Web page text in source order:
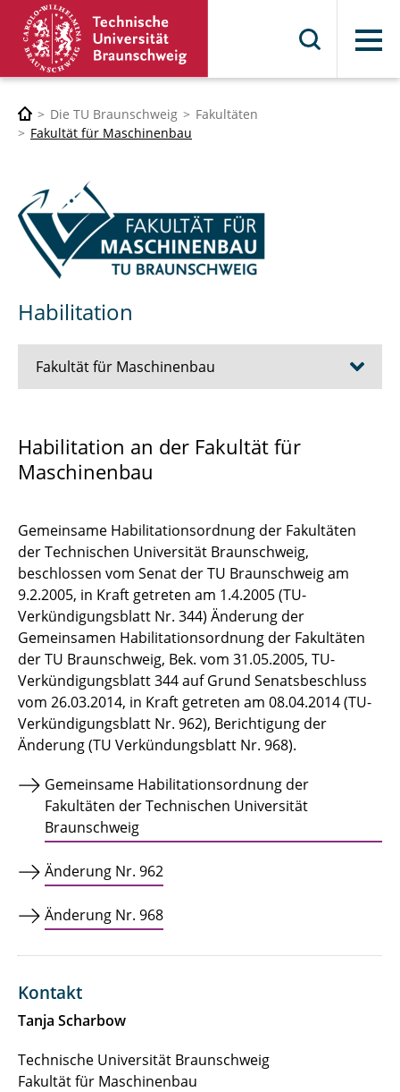
Menü
Die TU Braunschweig
Fakultäten
Fakultät für Maschinenbau
Habilitation
Fakultät für Maschinenbau
Termine
Studium
Promotion
Habilitation
Stipendien und Preise
Institute & Forschung
International
Mentor.ING und AlumnING.
Gleichstellung und Familie
Tag des Maschinenbaus
Masch.Bau - Studierendenhaus
Fachschaft
Dekan | Studiendekan
Kontakt
Gremien
Habilitation an der Fakultät für
Maschinenbau
Gemeinsame Habilitationsordnung der Fakultäten
der Technischen Universität Braunschweig,
beschlossen vom Senat der TU Braunschweig am
9.2.2005, in Kraft getreten am 1.4.2005 (TU-
Verkündigungsblatt Nr. 344) Änderung der
Gemeinsamen Habilitationsordnung der Fakultäten
der TU Braunschweig, Bek. vom 31.05.2005, TU-
Verkündigungsblatt 344 auf Grund Senatsbeschluss
vom 26.03.2014, in Kraft getreten am 08.04.2014 (TU-
Verkündigungsblatt Nr. 962), Berichtigung der
Änderung (TU Verkündungsblatt Nr. 968).
Gemeinsame Habilitationsordnung der
Fakultäten der Technischen Universität
Braunschweig
Änderung Nr. 962
Änderung Nr. 968
Kontakt
Tanja Scharbow
Technische Universität Braunschweig
Fakultät für Maschinenbau